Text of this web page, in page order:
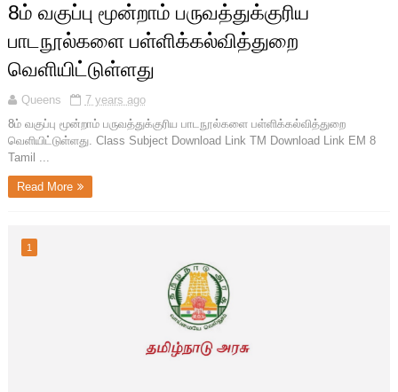
8ம் வகுப்பு மூன்றாம் பருவத்துக்குரிய
பாடநூல்களை பள்ளிக்கல்வித்துறை
வெளியிட்டுள்ளது
Queens
7 years ago
8ம் வகுப்பு மூன்றாம் பருவத்துக்குரிய பாடநூல்களை பள்ளிக்கல்வித்துறை
வெளியிட்டுள்ளது. Class Subject Download Link TM Download Link EM 8
Tamil ...
Read More
1